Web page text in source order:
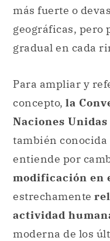
más fuerte o
geográficas, pero
gradual en cada
Para ampliar y
concepto, la
Naciones
también conocida
entiende por
modificación en
estrechamente
actividad
moderna de los